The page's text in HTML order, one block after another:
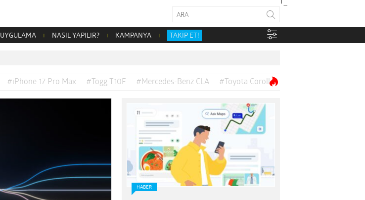
UYGULAMA NASIL YAPILIR? KAMPANYA TAKİP ET!
#iPhone 17 Pro Max #Togg T10F #Mercedes-Benz CLA #Toyota Corolla
HABER